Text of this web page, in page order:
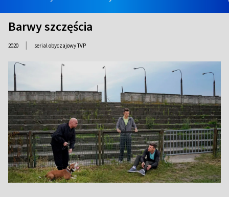
Barwy szczęścia
2020 | serial obyczajowy TVP